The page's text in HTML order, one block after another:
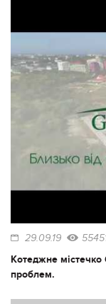
29.09.19
Котеджне містечко
проблем.